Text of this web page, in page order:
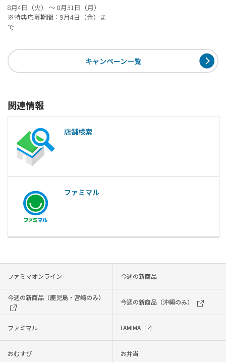
8月4日（火） ～ 8月31日（月）
※特典応募期間：9月4日（金）ま
で
キャンペーン一覧
関連情報
店舗検索
ファミマル
ファミマオンライン 今週の新商品
今週の新商品（鹿児島・宮崎のみ）
今週の新商品（沖縄のみ）
ファミマル FAMIMA
おむすび お弁当